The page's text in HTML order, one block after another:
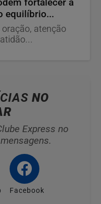
equilíbrio...
atenção
NO
Express no
Facebook